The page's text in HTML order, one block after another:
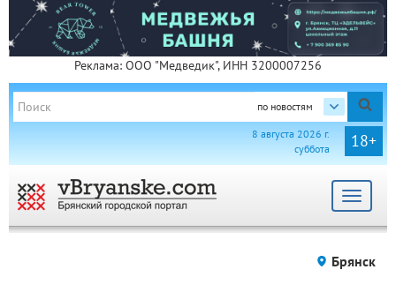
Реклама: ООО "Медведик", ИНН 3200007256
по новостям
18+
8 августа 2026 г.
суббота
Toggle
Брянск